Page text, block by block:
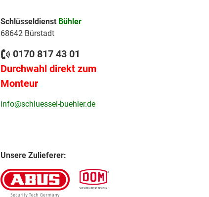
Schlüsseldienst Bühler
68642 Bürstadt
0170 817 43 01
Durchwahl direkt zum
Monteur
info@schluessel-buehler.de
Unsere Zulieferer: